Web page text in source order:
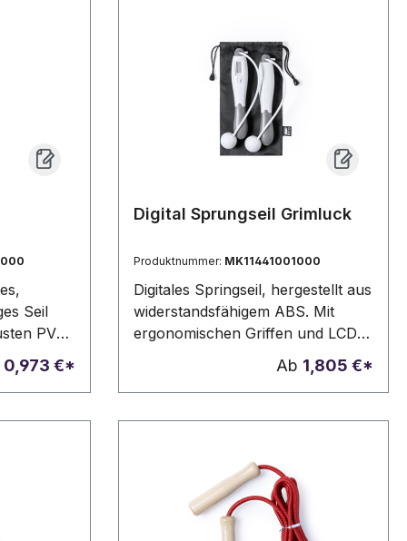
Seil
PVC-
und
0,973 €*
Digital Sprungseil Grimluck
Produktnummer: MK11441001000
Digitales Springseil, hergestellt aus
widerstandsfähigem ABS. Mit
ergonomischen Griffen und LCD-
Display mit Einstelltasten.
Präsentiert in einer RPET-
Polyestertasche mit
Kordelzugverschluss, hergestellt
Wiederverwendung von
Kunststoffabfällen zu fördern und
einen Beitrag zur Nachhaltigkeit
unseres Planeten zu leisten.
Ab 1,805 €*